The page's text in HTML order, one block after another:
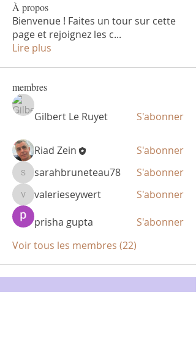
À propos
Bienvenue ! Faites un tour sur cette
page et rejoignez les c...
Lire plus
membres
Gilbert Le Ruyet S'abonner
Riad Zein S'abonner
sarahbruneteau78
sarahbruneteau78 S'abonner
valerieseywert
valerieseywert S'abonner
prisha gupta
S'abonner
Voir tous les membres (22)